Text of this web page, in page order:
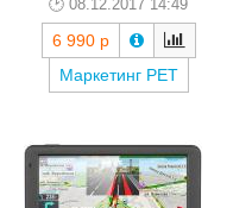
08.12.2017 14:49
6 990 р
Маркетинг РЕТ